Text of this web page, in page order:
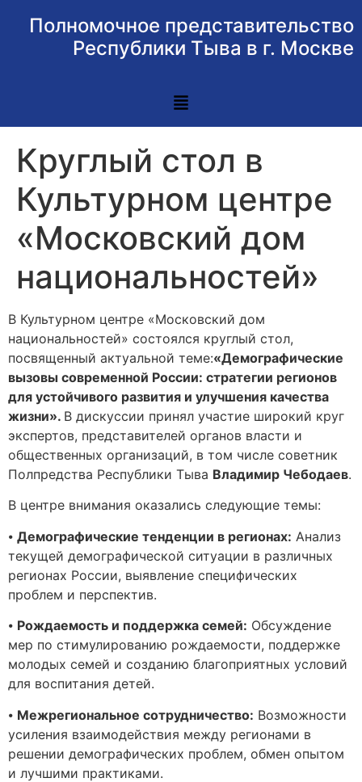
Полномочное представительство
Республики Тыва в г. Москве
Круглый стол в
Культурном центре
«Московский дом
национальностей»
В Культурном центре «Московский дом
национальностей» состоялся круглый стол,
посвященный актуальной теме:«Демографические
вызовы современной России: стратегии регионов
для устойчивого развития и улучшения качества
жизни». В дискуссии принял участие широкий круг
экспертов, представителей органов власти и
общественных организаций, в том числе советник
Полпредства Республики Тыва Владимир Чебодаев.
В центре внимания оказались следующие темы:
⦁ Демографические тенденции в регионах: Анализ
текущей демографической ситуации в различных
регионах России, выявление специфических
проблем и перспектив.
⦁ Рождаемость и поддержка семей: Обсуждение
мер по стимулированию рождаемости, поддержке
молодых семей и созданию благоприятных условий
для воспитания детей.
⦁ Межрегиональное сотрудничество: Возможности
усиления взаимодействия между регионами в
решении демографических проблем, обмен опытом
и лучшими практиками.